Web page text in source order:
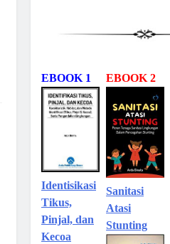
EBOOK 1
Identisikasi
Tikus,
Pinjal, dan
Kecoa
EBOOK 2
Sanitasi
Atasi
Stunting